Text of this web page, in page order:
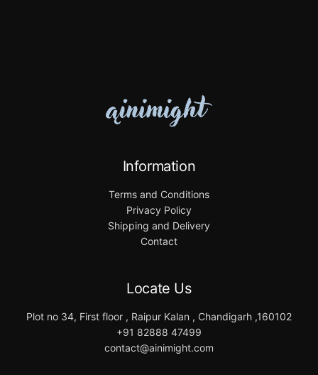
Information
Terms and Conditions
Privacy Policy
Shipping and Delivery
Contact
Locate Us
Plot no 34, First floor , Raipur Kalan , Chandigarh ,160102
+91 82888 47499
contact@ainimight.com